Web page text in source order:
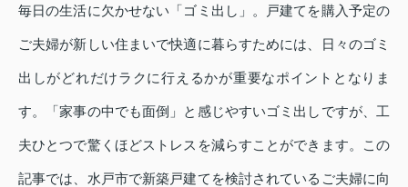
毎日の生活に欠かせない「ゴミ出し」。戸建てを購入予定の
ご夫婦が新しい住まいで快適に暮らすためには、日々のゴミ
出しがどれだけラクに行えるかが重要なポイントとなりま
す。「家事の中でも面倒」と感じやすいゴミ出しですが、工
夫ひとつで驚くほどストレスを減らすことができます。この
記事では、水戸市で新築戸建てを検討されているご夫婦に向